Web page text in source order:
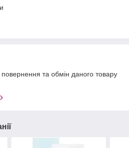
та обмін даного товару